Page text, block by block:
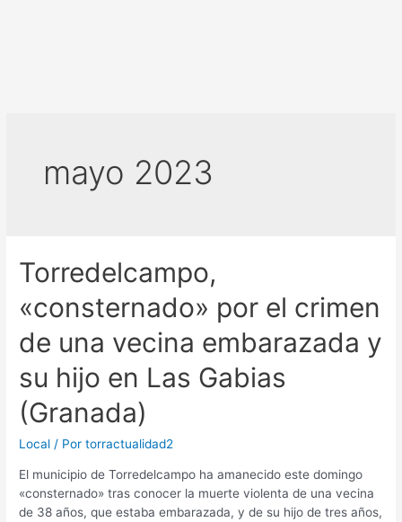
mayo 2023
Torredelcampo,
«consternado» por el crimen
de una vecina embarazada y
su hijo en Las Gabias
(Granada)
Local / Portorractualidad2
El municipio de Torredelcampo ha amanecido este domingo
«consternado» tras conocer la muerte violenta de una vecina
de 38 años, que estaba embarazada, y de su hijo de tres años,